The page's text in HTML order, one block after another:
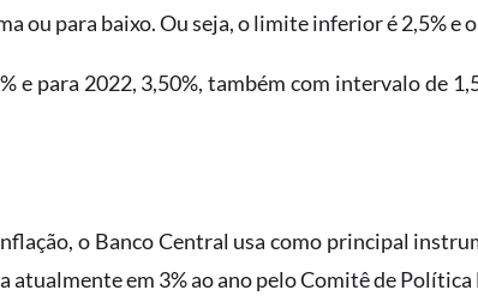
ou para baixo. Ou seja, o limite inferior é 2,5% e
e para 2022, 3,50%, também com intervalo de
o Banco Central usa como principal
atualmente em 3% ao ano pelo Comitê de